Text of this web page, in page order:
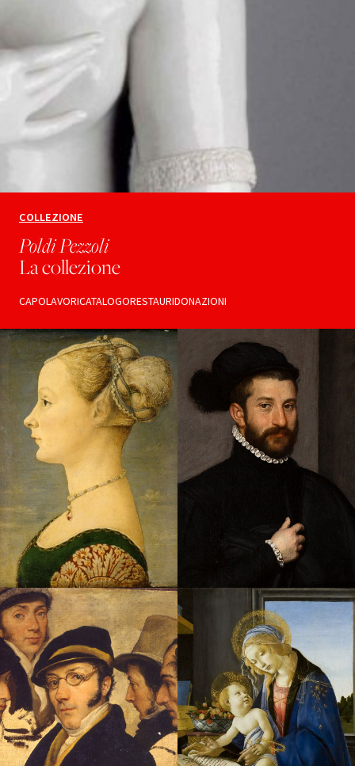
COLLEZIONE
Poldi Pezzoli
La collezione
CAPOLAVORICATALOGORESTAURIDONAZIONI